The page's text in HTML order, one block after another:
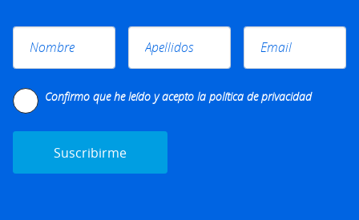
Confirmo que he leído y acepto la política de privacidad